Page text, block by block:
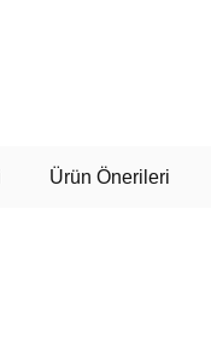
Ürün Önerileri